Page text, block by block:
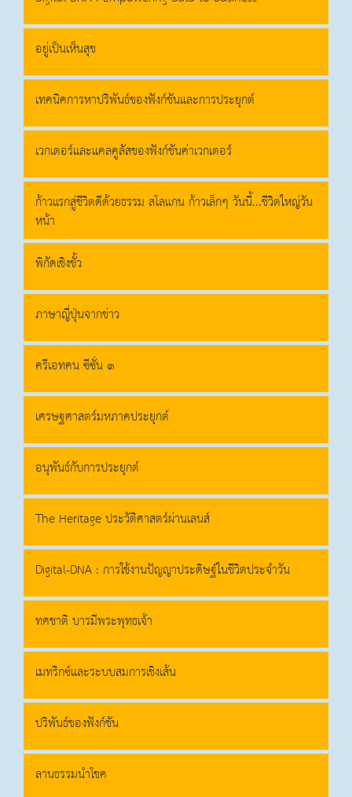
อยู่เป็นเห็นสุข
เทคนิคการหาปริพันธ์ของฟังก์ชันและการประยุกต์
เวกเตอร์และแคลคูลัสของฟังก์ชันค่าเวกเตอร์
ก้าวแรกสู่ชีวิตดีด้วยธรรม สโลแกน ก้าวเล็กๆ วันนี้...ชีวิตใหญ่วัน
หน้า
พิกัดเชิงขั้ว
ภาษาญี่ปุ่นจากข่าว
ครีเอทคน ซีซั่น ๑
เศรษฐศาสตร์มหภาคประยุกต์
อนุพันธ์กับการประยุกต์
The Heritage ประวัติศาสตร์ผ่านเลนส์
Digital-DNA : การใช้งานปัญญาประดิษฐ์ในชีวิตประจำวัน
ทศชาติ บารมีพระพุทธเจ้า
เมทริกซ์และระบบสมการเชิงเส้น
ปริพันธ์ของฟังก์ชัน
ลานธรรมนำโชค